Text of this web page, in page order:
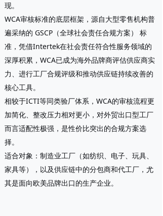
现。
WCA审核标准的底层框架，源自大型零售机构普
遍采纳的 GSCP（全球社会责任合规方案）
标
准，凭借Intertek在社会责任符合性服务领域的
深厚积累，WCA已成为海外品牌商评估供应商实
力、进行工厂合规评级和推动供应链持续改善的
核心工具。
相较于ICTI等同类验厂体系，WCA的审核流程更
加简化、整改压力相对更小，对外贸出口型工厂
而言适配性极强，是性价比突出的合规方案选
择。
适合对象 ：制造业工厂（如纺织、电子、玩具、
家具等），以及供应链中的分包商和代工厂，尤
其是面向欧美品牌出口的生产企业。